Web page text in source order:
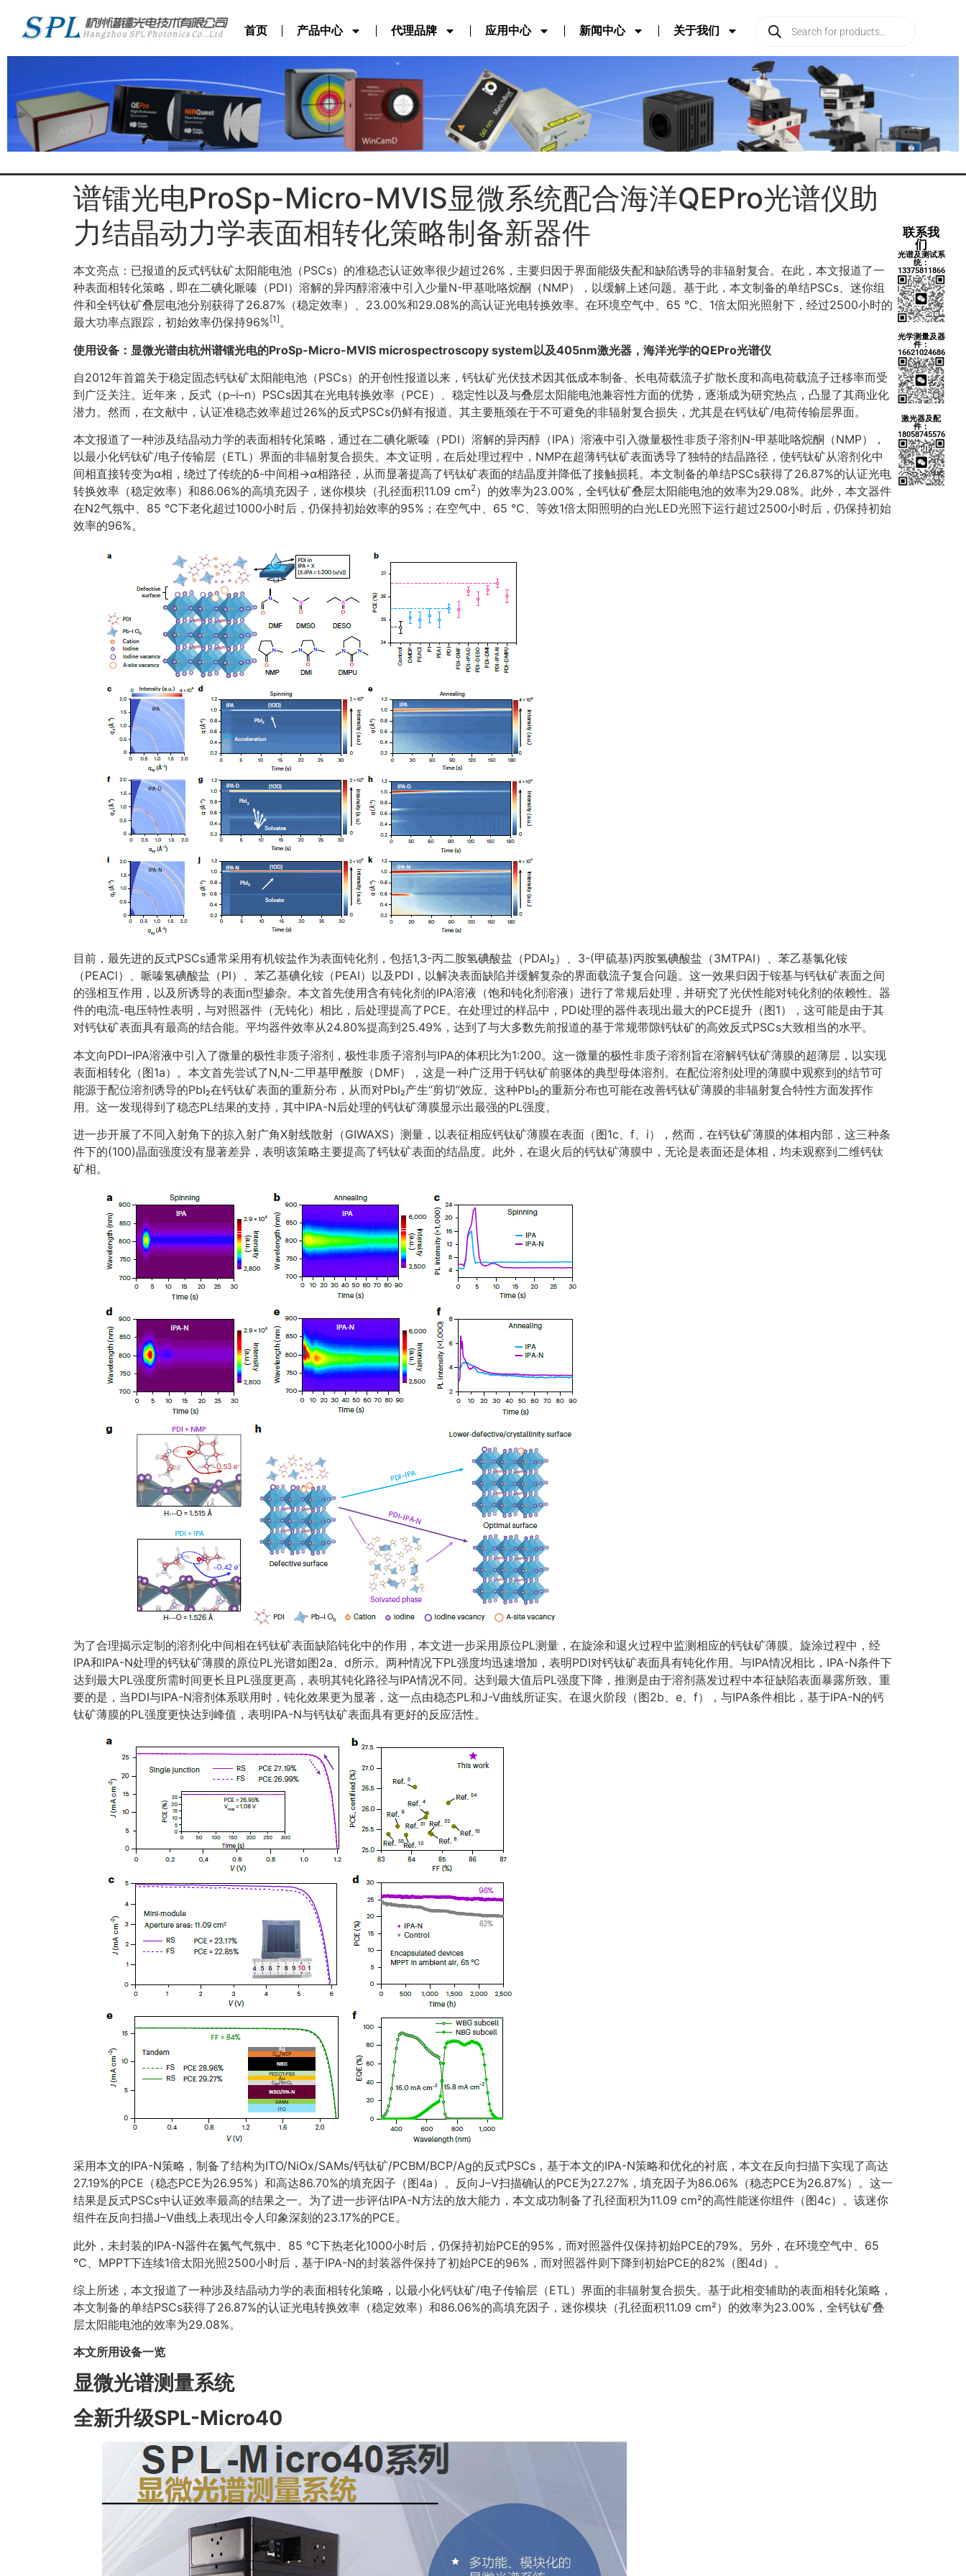
首页 产品中心 代理品牌 应用中心 新闻中心 关于我们
联系我
们
光谱及测试系
统：
13375811866
光学测量及器
件：
16621024686
激光器及配
件：
18058745576
谱镭光电ProSp-Micro-MVIS显微系统配合海洋QEPro光谱仪助
力结晶动力学表面相转化策略制备新器件
本文亮点：已报道的反式钙钛矿太阳能电池（PSCs）的准稳态认证效率很少超过26%，主要归因于界面能级失配和缺陷诱导的非辐射复合。在此，本文报道了一
种表面相转化策略，即在二碘化哌嗪（PDI）溶解的异丙醇溶液中引入少量N-甲基吡咯烷酮（NMP），以缓解上述问题。基于此，本文制备的单结PSCs、迷你组
件和全钙钛矿叠层电池分别获得了26.87%（稳定效率）、23.00%和29.08%的高认证光电转换效率。在环境空气中、65 °C、1倍太阳光照射下，经过2500小时的
最大功率点跟踪，初始效率仍保持96%[1]。
使用设备：显微光谱由杭州谱镭光电的ProSp-Micro-MVIS microspectroscopy system以及405nm激光器，海洋光学的QEPro光谱仪
自2012年首篇关于稳定固态钙钛矿太阳能电池（PSCs）的开创性报道以来，钙钛矿光伏技术因其低成本制备、长电荷载流子扩散长度和高电荷载流子迁移率而受
到广泛关注。近年来，反式（p–i–n）PSCs因其在光电转换效率（PCE）、稳定性以及与叠层太阳能电池兼容性方面的优势，逐渐成为研究热点，凸显了其商业化
潜力。然而，在文献中，认证准稳态效率超过26%的反式PSCs仍鲜有报道。其主要瓶颈在于不可避免的非辐射复合损失，尤其是在钙钛矿/电荷传输层界面。
本文报道了一种涉及结晶动力学的表面相转化策略，通过在二碘化哌嗪（PDI）溶解的异丙醇（IPA）溶液中引入微量极性非质子溶剂N-甲基吡咯烷酮（NMP），
以最小化钙钛矿/电子传输层（ETL）界面的非辐射复合损失。本文证明，在后处理过程中，NMP在超薄钙钛矿表面诱导了独特的结晶路径，使钙钛矿从溶剂化中
间相直接转变为α相，绕过了传统的δ-中间相→α相路径，从而显著提高了钙钛矿表面的结晶度并降低了接触损耗。本文制备的单结PSCs获得了26.87%的认证光电
转换效率（稳定效率）和86.06%的高填充因子，迷你模块（孔径面积11.09 cm2）的效率为23.00%，全钙钛矿叠层太阳能电池的效率为29.08%。此外，本文器件
在N2气氛中、85 °C下老化超过1000小时后，仍保持初始效率的95%；在空气中、65 °C、等效1倍太阳照明的白光LED光照下运行超过2500小时后，仍保持初始
效率的96%。
目前，最先进的反式PSCs通常采用有机铵盐作为表面钝化剂，包括1,3-丙二胺氢碘酸盐（PDAI₂）、3-(甲硫基)丙胺氢碘酸盐（3MTPAI）、苯乙基氯化铵
（PEACl）、哌嗪氢碘酸盐（PI）、苯乙基碘化铵（PEAI）以及PDI，以解决表面缺陷并缓解复杂的界面载流子复合问题。这一效果归因于铵基与钙钛矿表面之间
的强相互作用，以及所诱导的表面n型掺杂。本文首先使用含有钝化剂的IPA溶液（饱和钝化剂溶液）进行了常规后处理，并研究了光伏性能对钝化剂的依赖性。器
件的电流-电压特性表明，与对照器件（无钝化）相比，后处理提高了PCE。在处理过的样品中，PDI处理的器件表现出最大的PCE提升（图1），这可能是由于其
对钙钛矿表面具有最高的结合能。平均器件效率从24.80%提高到25.49%，达到了与大多数先前报道的基于常规带隙钙钛矿的高效反式PSCs大致相当的水平。
本文向PDI–IPA溶液中引入了微量的极性非质子溶剂，极性非质子溶剂与IPA的体积比为1:200。这一微量的极性非质子溶剂旨在溶解钙钛矿薄膜的超薄层，以实现
表面相转化（图1a）。本文首先尝试了N,N-二甲基甲酰胺（DMF），这是一种广泛用于钙钛矿前驱体的典型母体溶剂。在配位溶剂处理的薄膜中观察到的结节可
能源于配位溶剂诱导的PbI₂在钙钛矿表面的重新分布，从而对PbI₂产生“剪切”效应。这种PbI₂的重新分布也可能在改善钙钛矿薄膜的非辐射复合特性方面发挥作
用。这一发现得到了稳态PL结果的支持，其中IPA-N后处理的钙钛矿薄膜显示出最强的PL强度。
进一步开展了不同入射角下的掠入射广角X射线散射（GIWAXS）测量，以表征相应钙钛矿薄膜在表面（图1c、f、i），然而，在钙钛矿薄膜的体相内部，这三种条
件下的(100)晶面强度没有显著差异，表明该策略主要提高了钙钛矿表面的结晶度。此外，在退火后的钙钛矿薄膜中，无论是表面还是体相，均未观察到二维钙钛
矿相。
为了合理揭示定制的溶剂化中间相在钙钛矿表面缺陷钝化中的作用，本文进一步采用原位PL测量，在旋涂和退火过程中监测相应的钙钛矿薄膜。旋涂过程中，经
IPA和IPA-N处理的钙钛矿薄膜的原位PL光谱如图2a、d所示。两种情况下PL强度均迅速增加，表明PDI对钙钛矿表面具有钝化作用。与IPA情况相比，IPA-N条件下
达到最大PL强度所需时间更长且PL强度更高，表明其钝化路径与IPA情况不同。达到最大值后PL强度下降，推测是由于溶剂蒸发过程中本征缺陷表面暴露所致。重
要的是，当PDI与IPA-N溶剂体系联用时，钝化效果更为显著，这一点由稳态PL和J-V曲线所证实。在退火阶段（图2b、e、f），与IPA条件相比，基于IPA-N的钙
钛矿薄膜的PL强度更快达到峰值，表明IPA-N与钙钛矿表面具有更好的反应活性。
采用本文的IPA-N策略，制备了结构为ITO/NiOx/SAMs/钙钛矿/PCBM/BCP/Ag的反式PSCs，基于本文的IPA-N策略和优化的衬底，本文在反向扫描下实现了高达
27.19%的PCE（稳态PCE为26.95%）和高达86.70%的填充因子（图4a）。反向J–V扫描确认的PCE为27.27%，填充因子为86.06%（稳态PCE为26.87%）。这一
结果是反式PSCs中认证效率最高的结果之一。为了进一步评估IPA-N方法的放大能力，本文成功制备了孔径面积为11.09 cm²的高性能迷你组件（图4c）。该迷你
组件在反向扫描J–V曲线上表现出令人印象深刻的23.17%的PCE。
此外，未封装的IPA-N器件在氮气气氛中、85 °C下热老化1000小时后，仍保持初始PCE的95%，而对照器件仅保持初始PCE的79%。另外，在环境空气中、65
°C、MPPT下连续1倍太阳光照2500小时后，基于IPA-N的封装器件保持了初始PCE的96%，而对照器件则下降到初始PCE的82%（图4d）。
综上所述，本文报道了一种涉及结晶动力学的表面相转化策略，以最小化钙钛矿/电子传输层（ETL）界面的非辐射复合损失。基于此相变辅助的表面相转化策略，
本文制备的单结PSCs获得了26.87%的认证光电转换效率（稳定效率）和86.06%的高填充因子，迷你模块（孔径面积11.09 cm²）的效率为23.00%，全钙钛矿叠
层太阳能电池的效率为29.08%。
本文所用设备一览
显微光谱测量系统
全新升级SPL-Micro40